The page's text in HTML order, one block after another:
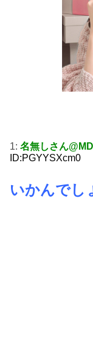
1: 名無しさん@MD
ID:PGYYSXcm0
いかんでし